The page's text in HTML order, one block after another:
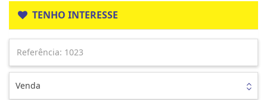
TENHO INTERESSE
Venda